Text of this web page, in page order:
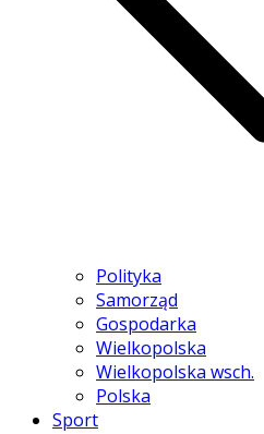
Polityka
Samorząd
Gospodarka
Wielkopolska
Wielkopolska wsch.
Polska
Sport